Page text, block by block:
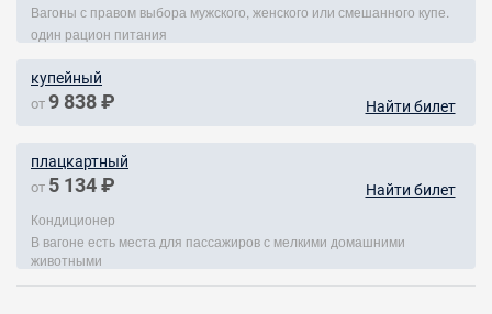
Вагоны с правом выбора мужского, женского или смешанного купе.
один рацион питания
купейный
от 9 838 ₽ Найти билет
плацкартный
от 5 134 ₽ Найти билет
Кондиционер
В вагоне есть места для пассажиров с мелкими домашними
животными